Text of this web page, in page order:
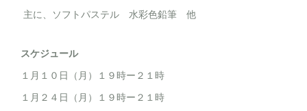
主に、ソフトパステル 水彩色鉛筆 他
スケジュール
１月１０日（月）１９時ー２１時
１月２４日（月）１９時ー２１時